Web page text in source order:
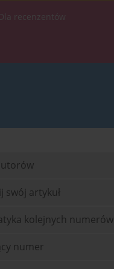
Dla recenzentów
swój artykuł
kolejnych numerów
numer